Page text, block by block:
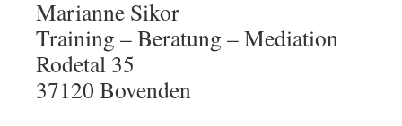
Marianne Sikor
Training – Beratung – Mediation
Rodetal 35
37120 Bovenden